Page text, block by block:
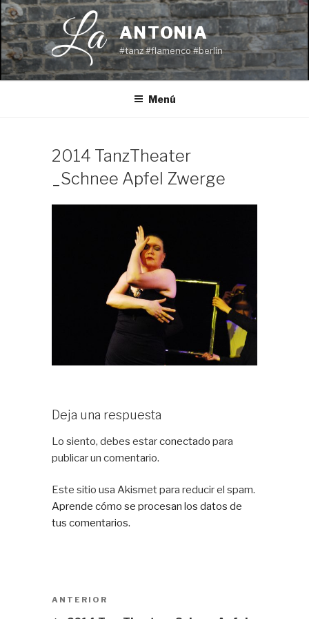
Saltar
al
contenido
ANTONIA
#tanz #flamenco #berlin
Menú
2014 TanzTheater
_Schnee Apfel Zwerge
Deja una respuesta
Lo siento, debes estarconectado para
publicar un comentario.
Este sitio usa Akismet para reducir el spam.
Aprende cómo se procesan los datos de
tus comentarios.
Entrada
ANTERIOR